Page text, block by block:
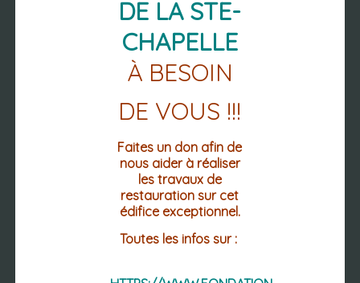
NOUS
RETROUVER
PLACE DE L'HOTEL DE VILLE
CS 10028
63 270 VIC-LE-COMTE
04 73 69 12 60 (FAX.)
DE LA STE-
CHAPELLE
À BESOIN
DE VOUS !!!
Faites un don afin de
nous aider à réaliser
les travaux de
restauration sur cet
édifice exceptionnel.
Toutes les infos sur :